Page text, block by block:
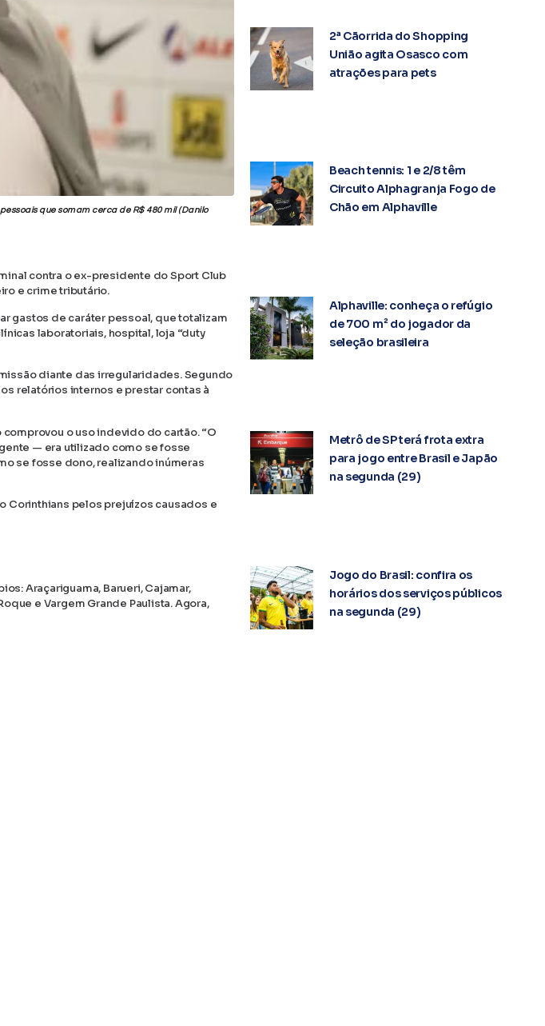
que somam cerca de R$ 480 mil (Danilo
contra o ex-presidente do Sport Club
e crime tributário.
gastos de caráter pessoal, que totalizam
laboratoriais, hospital, loja “duty
diante das irregularidades. Segundo
relatórios internos e prestar contas à
o uso indevido do cartão. “O
— era utilizado como se fosse
se fosse dono, realizando inúmeras
Corinthians pelos prejuízos causados e
Araçariguama, Barueri, Cajamar,
e Vargem Grande Paulista. Agora,
2ª Cãorrida do Shopping
União agita Osasco com
atrações para pets
Beach tennis: 1 e 2/8 têm
Circuito Alphagranja Fogo de
Chão em Alphaville
Alphaville: conheça o refúgio
de 700 m² do jogador da
seleção brasileira
Metrô de SP terá frota extra
para jogo entre Brasil e Japão
na segunda (29)
Jogo do Brasil: confira os
horários dos serviços públicos
na segunda (29)